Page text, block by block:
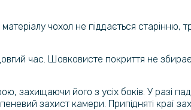
чохол не піддається
час. Шовковисте покриття не збирає
захищаючи його з усіх боків. У разі
захист камери. Припідняті краї